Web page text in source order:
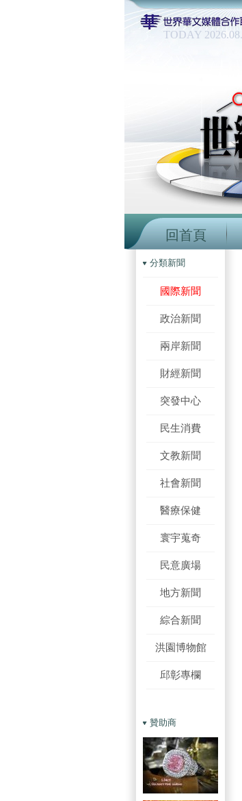
TODAY
回首頁
分類新聞
國際新聞
政治新聞
兩岸新聞
財經新聞
突發中心
民生消費
文教新聞
社會新聞
醫療保健
寰宇蒐奇
民意廣場
地方新聞
綜合新聞
洪園博物館
邱彰專欄
贊助商